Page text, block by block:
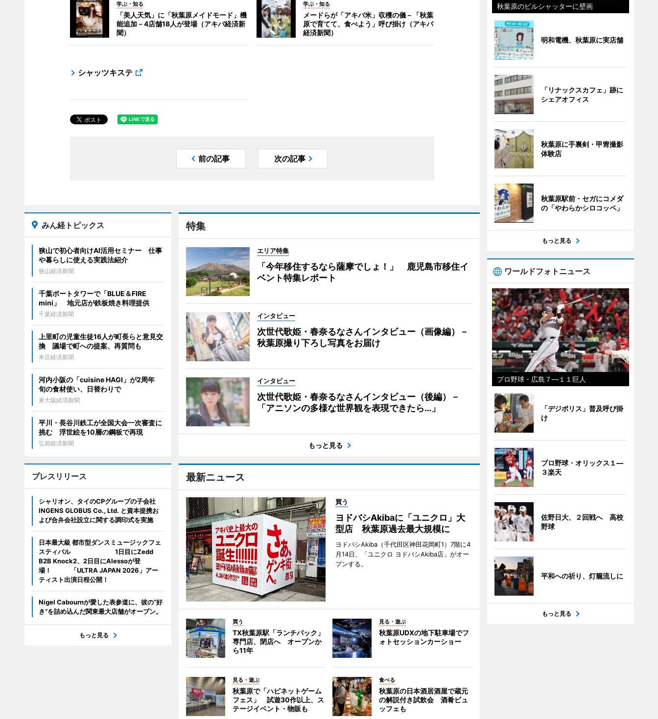
学ぶ・知る
「美人天気」に「秋葉原メイドモード」機
能追加－4店舗18人が登場（アキバ経済新
聞）
学ぶ・知る
メードらが「アキバ米」収穫の儀－「秋葉
原で育てて、食べよう」呼び掛け（アキバ
経済新聞）
シャッツキステ
前の記事 次の記事
特集
エリア特集
「今年移住するなら薩摩でしょ！」 鹿児島市移住イ
ベント特集レポート
インタビュー
次世代歌姫・春奈るなさんインタビュー（画像編）－
秋葉原撮り下ろし写真をお届け
インタビュー
次世代歌姫・春奈るなさんインタビュー（後編）－
「アニソンの多様な世界観を表現できたら…」
もっと見る
最新ニュース
買う
ヨドバシAkibaに「ユニクロ」大
型店 秋葉原過去最大規模に
ヨドバシAkiba（千代田区神田花岡町1）7階に4
月14日、「ユニクロ ヨドバシAkiba店」がオー
プンする。
買う
TX秋葉原駅「ランチパック」
専門店、閉店へ オープンか
ら11年
見る・遊ぶ
秋葉原UDXの地下駐車場でフ
ォトセッションカーショー
見る・遊ぶ
秋葉原で「ハピネットゲーム
フェス」 試遊30作以上、ス
テージイベント・物販も
食べる
秋葉原の日本酒居酒屋で蔵元
の解説付き試飲会 酒肴ビュ
ッフェも
みん経トピックス
狭山で初心者向けAI活用セミナー 仕事
や暮らしに使える実践法紹介
狭山経済新聞
千葉ポートタワーで「BLUE＆FIRE
mini」 地元店が鉄板焼き料理提供
千葉経済新聞
上里町の児童生徒16人が町長らと意見交
換 議場で町への提案、再質問も
本庄経済新聞
河内小阪の「cuisine HAGI」が2周年
旬の食材使い、日替わりで
東大阪経済新聞
平川・長谷川鉄工が全国大会一次審査に
挑む 浮世絵を10層の鋼板で再現
弘前経済新聞
プレスリリース
シャリオン、タイのCPグループの子会社
INGENS GLOBUS Co., Ltd. と資本提携お
よび合弁会社設立に関する調印式を実施
日本最大級 都市型ダンスミュージックフェ
スティバル 1日目にZedd
B2B Knock2、2日目にAlessoが登
場！ 「ULTRA JAPAN 2026」アー
ティスト出演日程公開！
Nigel Cabournが愛した表参道に、彼の“好
き”を詰め込んだ関東最大店舗がオープン。
もっと見る
秋葉原のビルシャッターに壁画
明和電機、秋葉原に実店舗
「リナックスカフェ」跡に
シェアオフィス
秋葉原に手裏剣・甲冑撮影
体験店
秋葉原駅前・セガにコメダ
の「やわらかシロコッペ」
もっと見る
ワールドフォトニュース
プロ野球・広島７―１１巨人
「デジポリス」普及呼び掛
け
プロ野球・オリックス１―
３楽天
佐野日大、２回戦へ 高校
野球
平和への祈り、灯籠流しに
もっと見る